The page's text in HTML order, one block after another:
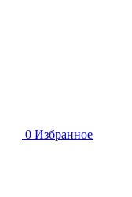
0 Избранное